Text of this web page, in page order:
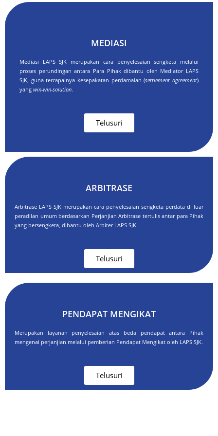
MEDIASI
Mediasi LAPS SJK merupakan cara penyelesaian sengketa melalui
proses perundingan antara Para Pihak dibantu oleh Mediator LAPS
SJK, guna tercapainya kesepakatan perdamaian (settlement agreement)
yang win-win-solution.
Telusuri
ARBITRASE
Arbitrase LAPS SJK merupakan cara penyelesaian sengketa perdata di luar
peradilan umum berdasarkan Perjanjian Arbitrase tertulis antar para Pihak
yang bersengketa, dibantu oleh Arbiter LAPS SJK.
Telusuri
PENDAPAT MENGIKAT
Merupakan layanan penyelesaian atas beda pendapat antara Pihak
mengenai perjanjian melalui pemberian Pendapat Mengikat oleh LAPS SJK.
Telusuri